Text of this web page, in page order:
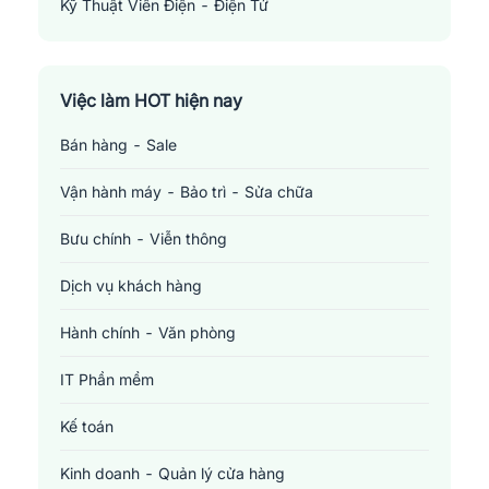
Kỹ Thuật Viên Điện - Điện Tử
Việc làm HOT hiện nay
Bán hàng - Sale
Vận hành máy - Bảo trì - Sửa chữa
Bưu chính - Viễn thông
Dịch vụ khách hàng
Hành chính - Văn phòng
IT Phần mềm
Kế toán
Kinh doanh - Quản lý cửa hàng